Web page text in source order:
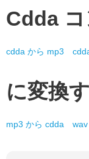
Cdda
cdda から mp3
に変換
mp3 から cdda wav